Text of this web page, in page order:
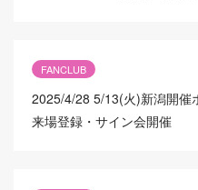
FANCLUB
2025/4/28 5/13(火)新潟開催
来場登録・サイン会開催